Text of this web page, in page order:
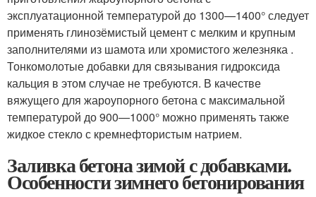
эксплуатационной температурой до 1300—1400° следует
применять глинозёмистый цемент с мелким и крупным
заполнителями из шамота или хромистого железняка .
Тонкомолотые добавки для связывания гидроксида
кальция в этом случае не требуются. В качестве
вяжущего для жароупорного бетона с максимальной
температурой до 900—1000° можно применять также
жидкое стекло с кремнефтористым натрием.
Заливка бетона зимой с добавками.
Особенности зимнего бетонирования